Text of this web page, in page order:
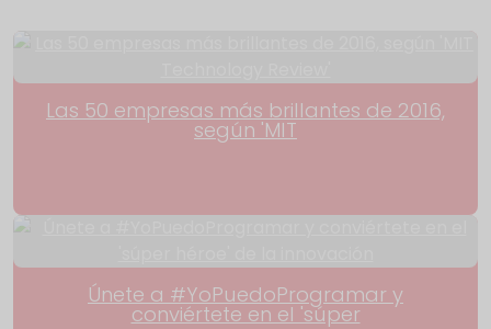
Las 50 empresas más brillantes de 2016,
según 'MIT
Únete a #YoPuedoProgramar y
conviértete en el 'súper